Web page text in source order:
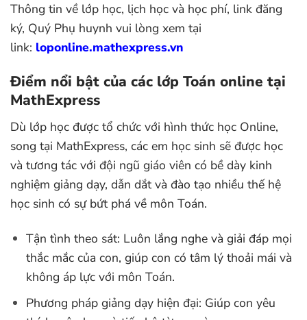
Thông tin về lớp học, lịch học và học phí, link đăng
ký, Quý Phụ huynh vui lòng xem tại
link: loponline.mathexpress.vn
Điểm nổi bật của các lớp Toán online tại
MathExpress
Dù lớp học được tổ chức với hình thức học Online,
song tại MathExpress, các em học sinh sẽ được học
và tương tác với đội ngũ giáo viên có bề dày kinh
nghiệm giảng dạy, dẫn dắt và đào tạo nhiều thế hệ
học sinh có sự bứt phá về môn Toán.
Tận tình theo sát: Luôn lắng nghe và giải đáp mọi
thắc mắc của con, giúp con có tâm lý thoải mái và
không áp lực với môn Toán.
Phương pháp giảng dạy hiện đại: Giúp con yêu